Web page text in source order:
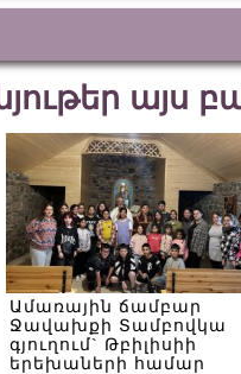
նյութեր այս
Ամառային ճամբար
Ջավախքի Տամբովկա
գյուղում` Թբիլիսիի
երեխաների համար